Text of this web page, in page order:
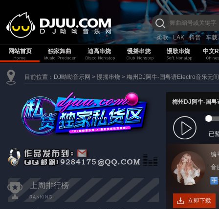
柔歌 LAK 抖音
车载
网站首页
独家舞曲 迪高串烧 慢摇串烧 慢歌串烧 中文
目前位置： DJ呦呦音乐网 > 慢摇串烧 > 梅州DJ阿牛-国粤语Electro音乐无
上周排行榜
梅州DJ阿牛-国
已
编
音
立即下载